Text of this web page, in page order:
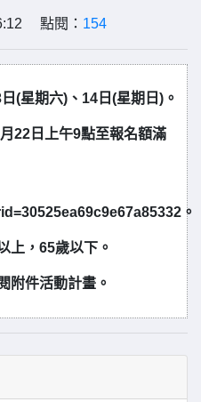
點閱： 154
(星期六)、14日(星期日)。
22日上午9點至報名額滿
。
上，65歲以下。
附件活動計畫。